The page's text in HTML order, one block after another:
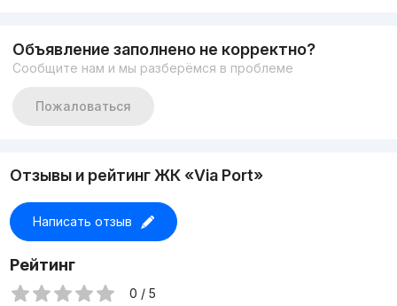
Объявление заполнено не корректно?
Сообщите нам и мы разберёмся в проблеме
Пожаловаться
Отзывы и рейтинг ЖК «Via Port»
Написать отзыв
Рейтинг
0 / 5